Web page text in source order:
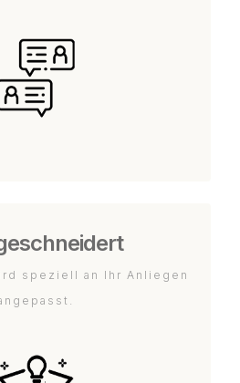
speziell an Ihr Anliegen